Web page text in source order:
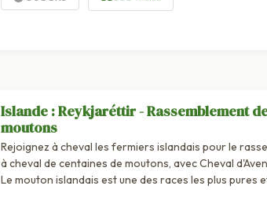
Islande : Reykjaréttir - Rassemblement
moutons
Rejoignez à cheval les fermiers islandais pour le
à cheval de centaines de moutons, avec Cheval
Le mouton islandais est une des races les plus pures